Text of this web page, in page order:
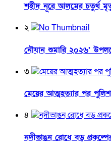
শহীদ নূরে আলমের চতুর্থ
২
নৌযান শুমারি ২০২৬’
৩
মেয়ের আত্মহত্যার পর
৪
নদীভাঙন রোধে বড়